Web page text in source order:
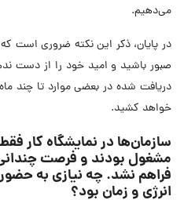
می‌دهیم.
در پایان، ذکر این نکته ضروری است
صبور باشید و امید خود را از دست
دریافت شده در بعضی موارد تا چند
خواهد کشید.
سازمان‌ها در نمایشگاه کار
مشغول بودند و فرصت
فراهم نشد. چه نیازی به
انرژی و زمان بود؟